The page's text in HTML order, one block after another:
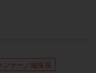
ンナー／編集長